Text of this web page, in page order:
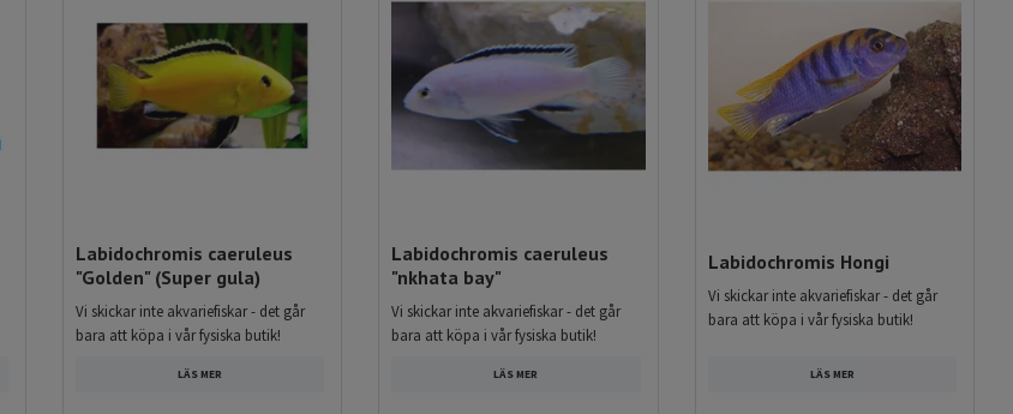
Labidochromis caeruleus
"Golden" (Super gula)
Vi skickar inte akvariefiskar - det går
bara att köpa i vår fysiska butik!
LÄS MER
Labidochromis caeruleus
"nkhata bay"
Vi skickar inte akvariefiskar - det går
bara att köpa i vår fysiska butik!
LÄS MER
Labidochromis Hongi
Vi skickar inte akvariefiskar - det går
bara att köpa i vår fysiska butik!
LÄS MER